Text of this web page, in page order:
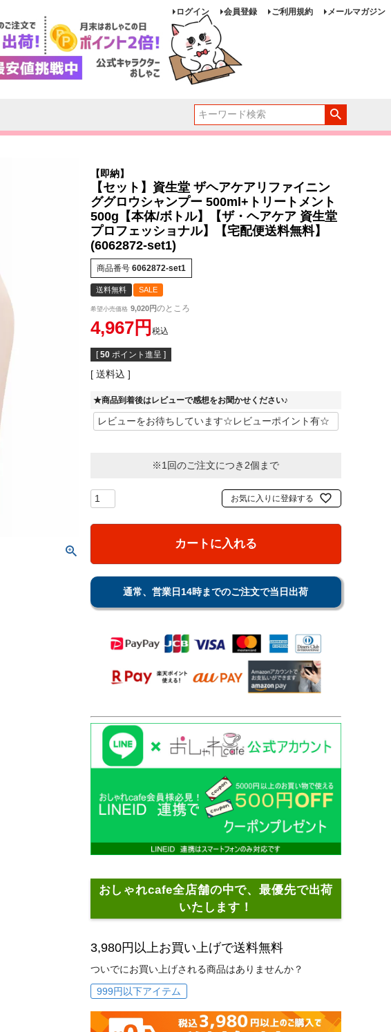
ログイン 会員登録 ご利用規約 メールマガジン
【即納】
【セット】資生堂 ザヘアケアリファイニン
ググロウシャンプー 500ml+トリートメント
500g【本体/ボトル】【ザ・ヘアケア 資生堂
プロフェッショナル】【宅配便送料無料】
(6062872-set1)
商品番号 6062872-set1
送料無料 SALE
希望小売価格 9,020 のところ
4,967 税込
[ 50 ポイント進呈 ]
送料込
★商品到着後はレビューで感想をお聞かせください♪
※1回のご注文につき2個まで
お気に入りに登録する
カートに入れる
通常、営業日14時までのご注文で当日出荷
おしゃれcafe全店舗の中で、最優先で出荷
いたします！
3,980円以上お買い上げで送料無料
ついでにお買い上げされる商品はありませんか？
999円以下アイテム